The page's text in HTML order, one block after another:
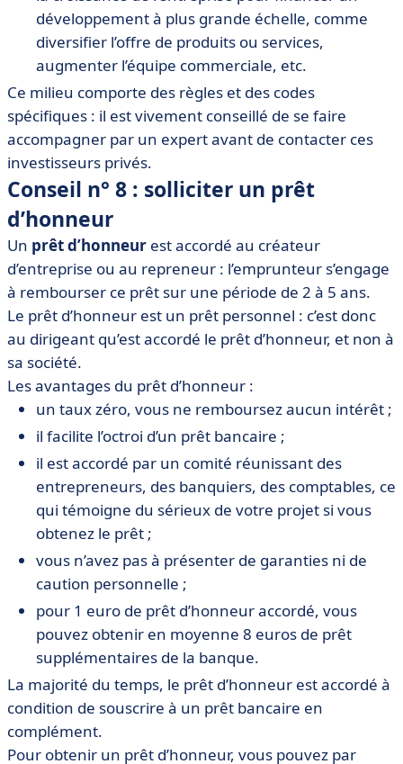
développement à plus grande échelle, comme
diversifier l’offre de produits ou services,
augmenter l’équipe commerciale, etc.
Ce milieu comporte des règles et des codes
spécifiques : il est vivement conseillé de se faire
accompagner par un expert avant de contacter ces
investisseurs privés.
Conseil n° 8 : solliciter un prêt
d’honneur
Un prêt d’honneur est accordé au créateur
d’entreprise ou au repreneur : l’emprunteur s’engage
à rembourser ce prêt sur une période de 2 à 5 ans.
Le prêt d’honneur est un prêt personnel : c’est donc
au dirigeant qu’est accordé le prêt d’honneur, et non à
sa société.
Les avantages du prêt d’honneur :
un taux zéro, vous ne remboursez aucun intérêt ;
il facilite l’octroi d’un prêt bancaire ;
il est accordé par un comité réunissant des
entrepreneurs, des banquiers, des comptables, ce
qui témoigne du sérieux de votre projet si vous
obtenez le prêt ;
vous n’avez pas à présenter de garanties ni de
caution personnelle ;
pour 1 euro de prêt d’honneur accordé, vous
pouvez obtenir en moyenne 8 euros de prêt
supplémentaires de la banque.
La majorité du temps, le prêt d’honneur est accordé à
condition de souscrire à un prêt bancaire en
complément.
Pour obtenir un prêt d’honneur, vous pouvez par